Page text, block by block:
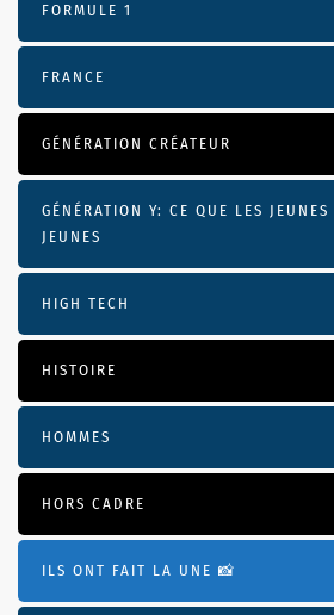
FORMULE 1
FRANCE
GÉNÉRATION CRÉATEUR
GÉNÉRATION Y: CE QUE LES JEUNES
JEUNES
HIGH TECH
HISTOIRE
HOMMES
HORS CADRE
ILS ONT FAIT LA UNE 📸